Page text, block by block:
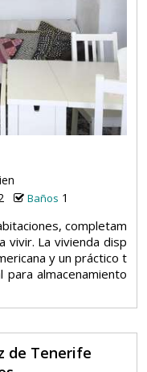
Baños 1
completam
vivir. La vivienda disp
y un práctico t
almacenamiento
de Tenerife